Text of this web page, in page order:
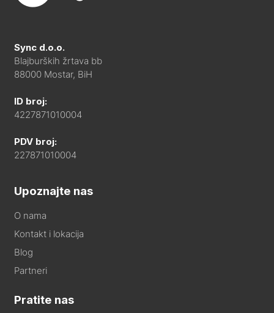
Sync d.o.o.
Blajburških žrtava bb
88000 Mostar, BiH
ID broj:
4227871010004
PDV broj:
227871010004
Upoznajte nas
O nama
Kontakt i lokacija
Blog
Partneri
Pratite nas